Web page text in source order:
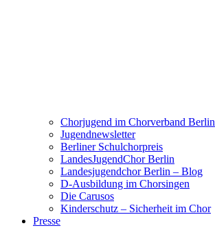
Chorjugend im Chorverband Berlin
Jugendnewsletter
Berliner Schulchorpreis
LandesJugendChor Berlin
Landesjugendchor Berlin – Blog
D-Ausbildung im Chorsingen
Die Carusos
Kinderschutz – Sicherheit im Chor
Presse